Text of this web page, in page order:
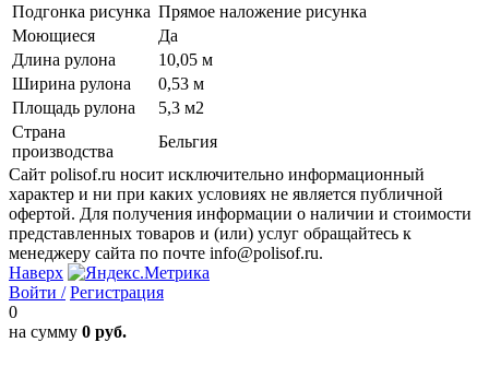
Подгонка рисунка Прямое наложение рисунка
Моющиеся
Да
Длина рулона
10,05 м
Ширина рулона
0,53 м
Площадь рулона
5,3 м2
Страна
производства
Бельгия
Сайт polisof.ru носит исключительно информационный
характер и ни при каких условиях не является публичной
офертой. Для получения информации о наличии и стоимости
представленных товаров и (или) услуг обращайтесь к
менеджеру сайта по почте info@polisof.ru.
Наверх
Войти / Регистрация
0
на сумму 0 руб.